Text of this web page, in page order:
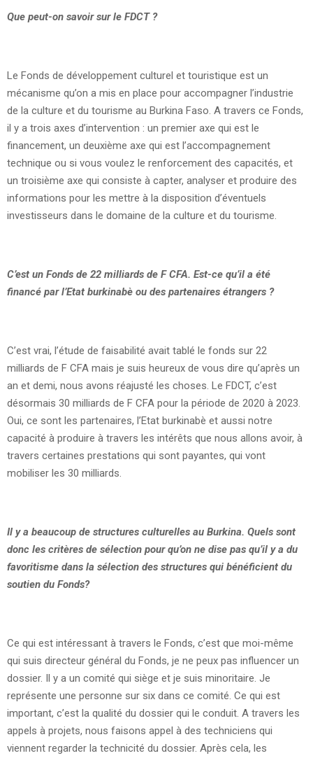
Que peut-on savoir sur le FDCT ?
Le Fonds de développement culturel et touristique est un
mécanisme qu’on a mis en place pour accompagner l’industrie
de la culture et du tourisme au Burkina Faso. A travers ce Fonds,
il y a trois axes d’intervention : un premier axe qui est le
financement, un deuxième axe qui est l’accompagnement
technique ou si vous voulez le renforcement des capacités, et
un troisième axe qui consiste à capter, analyser et produire des
informations pour les mettre à la disposition d’éventuels
investisseurs dans le domaine de la culture et du tourisme.
C’est un Fonds de 22 milliards de F CFA. Est-ce qu’il a été
financé par l’Etat burkinabè ou des partenaires étrangers ?
C’est vrai, l’étude de faisabilité avait tablé le fonds sur 22
milliards de F CFA mais je suis heureux de vous dire qu’après un
an et demi, nous avons réajusté les choses. Le FDCT, c’est
désormais 30 milliards de F CFA pour la période de 2020 à 2023.
Oui, ce sont les partenaires, l’Etat burkinabè et aussi notre
capacité à produire à travers les intérêts que nous allons avoir, à
travers certaines prestations qui sont payantes, qui vont
mobiliser les 30 milliards.
Il y a beaucoup de structures culturelles au Burkina. Quels sont
donc les critères de sélection pour qu’on ne dise pas qu’il y a du
favoritisme dans la sélection des structures qui bénéficient du
soutien du Fonds?
Ce qui est intéressant à travers le Fonds, c’est que moi-même
qui suis directeur général du Fonds, je ne peux pas influencer un
dossier. Il y a un comité qui siège et je suis minoritaire. Je
représente une personne sur six dans ce comité. Ce qui est
important, c’est la qualité du dossier qui le conduit. A travers les
appels à projets, nous faisons appel à des techniciens qui
viennent regarder la technicité du dossier. Après cela, les